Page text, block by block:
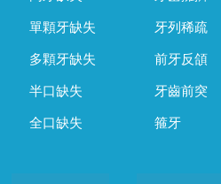
單顆牙缺失
多顆牙缺失
半口缺失
全口缺失
牙列稀疏
前牙反頜
牙齒前突
箍牙